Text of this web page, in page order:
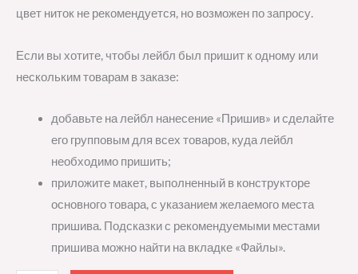
цвет ниток не рекомендуется, но возможен по запросу.
Если вы хотите, чтобы лейбл был пришит к одному или
нескольким товарам в заказе:
добавьте на лейбл нанесение «Пришив» и сделайте
его групповым для всех товаров, куда лейбл
необходимо пришить;
приложите макет, выполненный в конструкторе
основного товара, с указанием желаемого места
пришива. Подсказки с рекомендуемыми местами
пришива можно найти на вкладке «Файлы».